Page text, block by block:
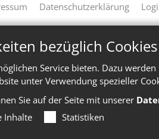
bezüglich Cookies
Service bieten. Dazu
unter Verwendung spezieller
Sie auf der Seite mit unserer
Inhalte Statistiken
Datenschutzerklärung